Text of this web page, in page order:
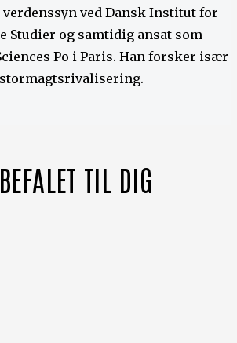
ved Dansk Institut for
Studier og samtidig ansat som
Po i Paris. Han forsker især i
TIL DIG